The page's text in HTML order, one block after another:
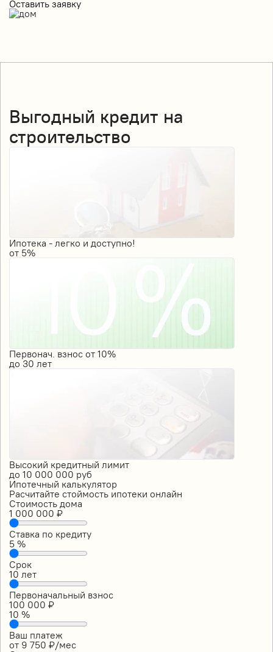
Оставить заявку
Выгодный кредит на
строительство
Ипотека - легко и доступно!
от 5%
Первонач. взнос от 10%
до 30 лет
Высокий кредитный лимит
до 10 000 000 руб
Ипотечный калькулятор
Расчитайте стоймость ипотеки онлайн
Стоимость дома
1 000 000 ₽
Ставка по кредиту
5 %
Срок
10 лет
Первоначальный взнос
100 000 ₽
10 %
Ваш платеж
от 9 750 ₽/мес